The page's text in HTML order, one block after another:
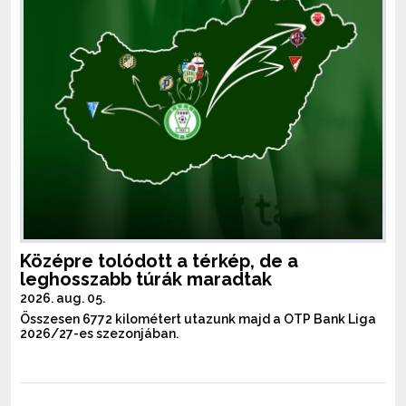
Középre tolódott a térkép, de a
leghosszabb túrák maradtak
2026. aug. 05.
Összesen 6772 kilométert utazunk majd a OTP Bank Liga
2026/27-es szezonjában.